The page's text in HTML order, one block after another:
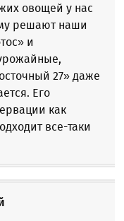
овощей у нас
решают наши
и
27» даже
Его
как
все-таки